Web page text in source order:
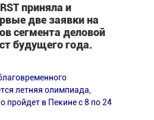
приняла и
две заявки на
сегмента деловой
будущего года.
летняя олимпиада,
пройдет в Пекине с 8 по 24